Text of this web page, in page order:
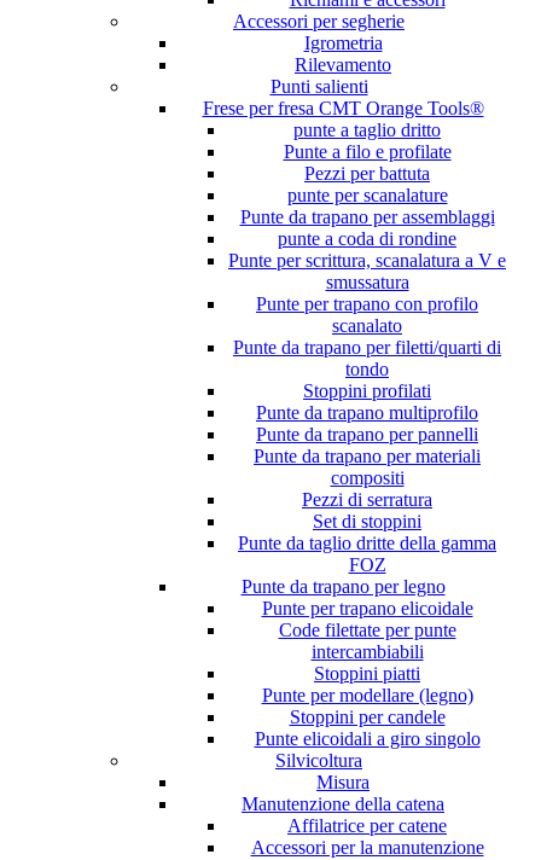
Accessori per segherie
Igrometria
Rilevamento
Punti salienti
Frese per fresa CMT Orange Tools®
punte a taglio dritto
Punte a filo e profilate
Pezzi per battuta
punte per scanalature
Punte da trapano per assemblaggi
punte a coda di rondine
Punte per scrittura, scanalatura a V e
smussatura
Punte per trapano con profilo
scanalato
Punte da trapano per filetti/quarti di
tondo
Stoppini profilati
Punte da trapano multiprofilo
Punte da trapano per pannelli
Punte da trapano per materiali
compositi
Pezzi di serratura
Set di stoppini
Punte da taglio dritte della gamma
FOZ
Punte da trapano per legno
Punte per trapano elicoidale
Code filettate per punte
intercambiabili
Stoppini piatti
Punte per modellare (legno)
Stoppini per candele
Punte elicoidali a giro singolo
Silvicoltura
Misura
Manutenzione della catena
Affilatrice per catene
Accessori per la manutenzione